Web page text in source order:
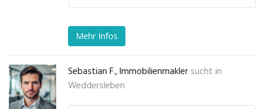
Mehr Infos
Sebastian F., Immobilienmakler sucht in
Weddersleben